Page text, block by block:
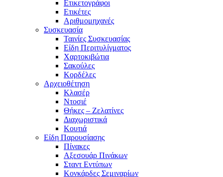
Ετικετογράφοι
Ετικέτες
Αριθμομηχανές
Συσκευασία
Ταινίες Συσκευασίας
Είδη Περιτυλίγματος
Χαρτοκιβώτια
Σακούλες
Κορδέλες
Αρχειοθέτηση
Κλασέρ
Ντοσιέ
Θήκες – Ζελατίνες
Διαχωριστικά
Κουτιά
Είδη Παρουσίασης
Πίνακες
Αξεσουάρ Πινάκων
Σταντ Εντύπων
Κονκάρδες Σεμιναρίων